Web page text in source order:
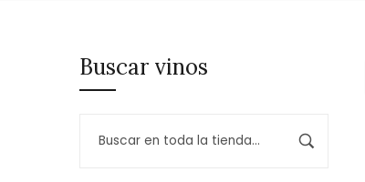
Buscar vinos